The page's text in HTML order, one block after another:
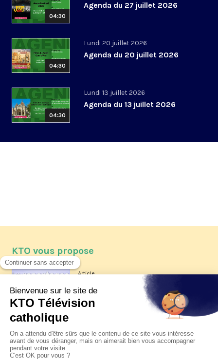
04:30
Agenda du 27 juillet 2026
04:30
Lundi 20 juillet 2026
Agenda du 20 juillet 2026
04:30
Lundi 13 juillet 2026
Agenda du 13 juillet 2026
KTO vous propose
Article
Les reportages d'été 2026 de KTO
La visite pastorale du pape Léon
XIV à Assise à suivre sur KTO le
jeudi 6 août